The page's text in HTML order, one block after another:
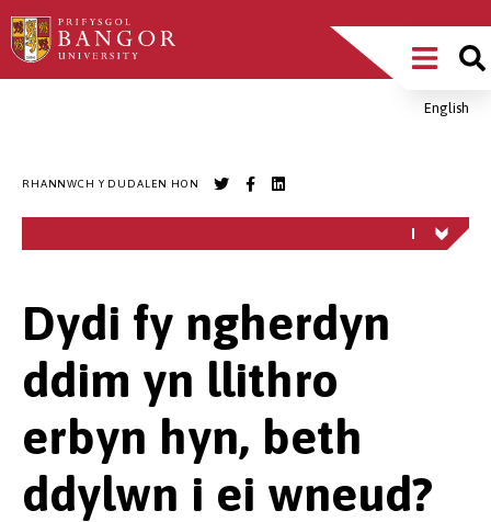
Sgipiwch
i’r
Main
MenuEnglish
RHANNWCH Y DUDALEN HON
Dydi fy ngherdyn
ddim yn llithro
erbyn hyn, beth
ddylwn i ei wneud?